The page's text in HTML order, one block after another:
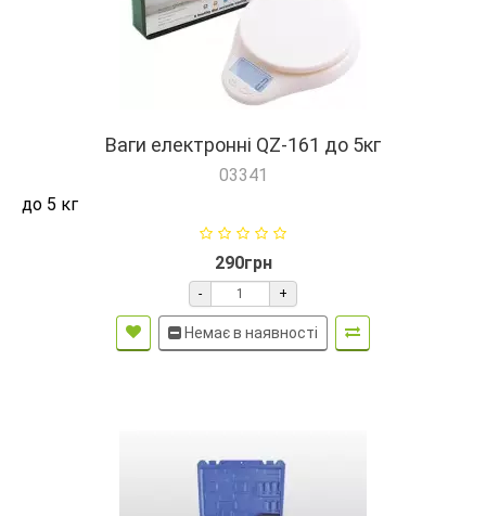
Ваги електронні QZ-161 до 5кг
03341
до 5 кг
290грн
- +
Немає в наявності